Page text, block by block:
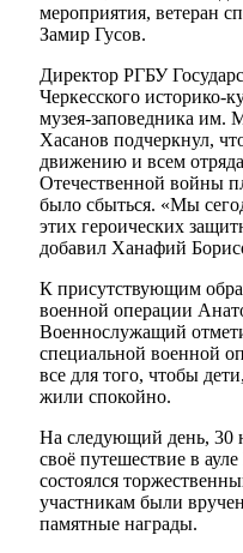
мероприятия, ветеран
Замир Гусов.
Директор РГБУ
Черкесского историко-
музея-заповедника
Хасанов подчеркнул,
движению и всем
Отечественной войны
было сбыться. «Мы
этих героических
добавил Ханафий
К присутствующим
военной операции
Военнослужащий
специальной военной
все для того, чтобы
жили спокойно.
На следующий день, 30
своё путешествие в
состоялся
участникам были
памятные награды.
Туризм